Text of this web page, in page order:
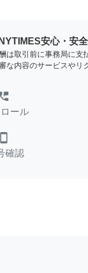
安心・安
は取引前に事務局に支
な内容のサービスやリ
ール
smartphone
確認